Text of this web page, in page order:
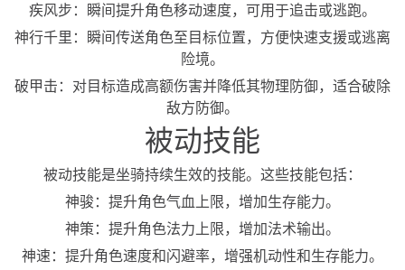
疾风步：瞬间提升角色移动速度，可用于追击或逃跑。
神行千里：瞬间传送角色至目标位置，方便快速支援或逃离
险境。
破甲击：对目标造成高额伤害并降低其物理防御，适合破除
敌方防御。
被动技能
被动技能是坐骑持续生效的技能。这些技能包括：
神骏：提升角色气血上限，增加生存能力。
神策：提升角色法力上限，增加法术输出。
神速：提升角色速度和闪避率，增强机动性和生存能力。